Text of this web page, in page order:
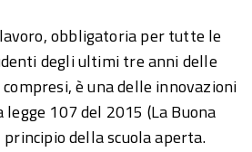
obbligatoria per tutte le
degli ultimi tre anni delle
è una delle innovazioni
107 del 2015 (La Buona
della scuola aperta.